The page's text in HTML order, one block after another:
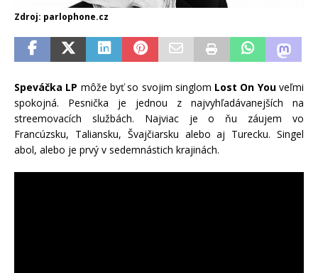
Zdroj: parlophone.cz
Speváčka LP môže byť so svojim singlom Lost On Youveľmi
spokojná. Pesnička je jednou z najvyhľadávanejších na
streemovacích službách. Najviac je o ňu záujem vo
Francúzsku, Taliansku, Švajčiarsku alebo aj Turecku. Singel
abol, alebo je prvý v sedemnástich krajinách.